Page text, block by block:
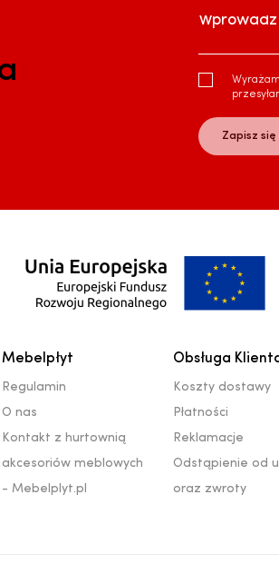
Mebelpłyt
Regulamin
O nas
Kontakt z hurtownią
akcesoriów meblowych
- Mebelplyt.pl
Obsługa
Koszty dostawy
Płatności
Reklamacje
Odstąpienie od
oraz zwroty